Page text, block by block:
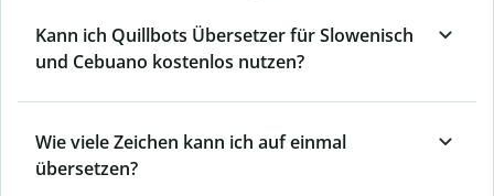
Kann ich Quillbots Übersetzer für Slowenisch
und Cebuano kostenlos nutzen?
Wie viele Zeichen kann ich auf einmal
übersetzen?